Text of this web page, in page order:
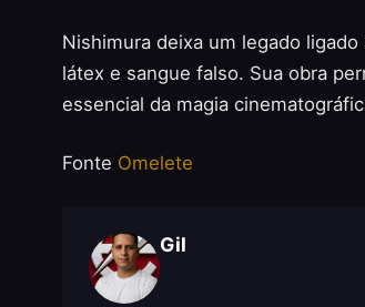
Nishimura deixa um legado
látex e sangue falso. Sua obra
essencial da magia
Fonte Omelete
Gil